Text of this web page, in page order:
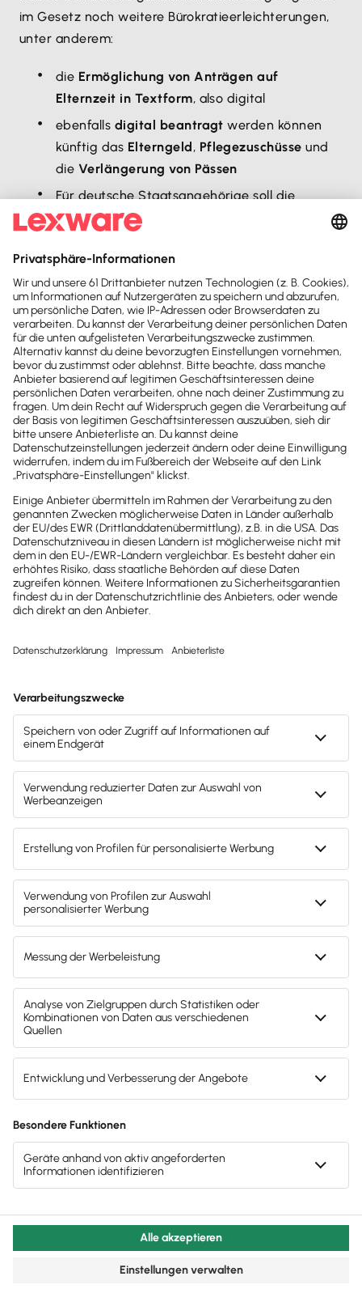
im Gesetz noch weitere Bürokratieerleichterungen,
unter anderem:
die Ermöglichung von Anträgen auf
Elternzeit in Textform, also digital
ebenfalls digital beantragt werden können
künftig das Elterngeld, Pflegezuschüsseund
die Verlängerung von Pässen
Für deutsche Staatsangehörige soll die
Hotelmeldepflicht und damit
dieAufhebung der Anzeigepflicht nach dem
Mess- und Eichgesetz
Steuerbehörden sollen künftig
Steuerbescheideund andere
Steuerverwaltungsakte digital zum Abruf
bereitstellen können.
Umfrage zum
Bürokratieentlastungsgesetz
Inhalte des Beitrags
Bürokratieentlastungsgesetz: Was ist das?
Verkürzung der Aufbewahrungsfrist für
Buchungsbelege
Sonderregelung zur neuen Aufbewahrungsfrist nach
Neuregelung im Bürokratieentlastungsgesetz zu
Umsatzsteuer-Voranmeldungen
Neue Steuerspielregeln zur Differenzbesteuerung im
Bürokratieentlastungsgesetz
Statt Schriftform reicht künftig oft die Textform
Arbeitsverträge können künftig digital geschlossen
werden
Einführung einer Vollmachtsdatenbank für
Weitere Erleichterungen durch das
Bürokratieentlastungsgesetz IV
Drucken / PDF speichern
Newsletter abonnieren
Umsatzsteuer Vorsteuer